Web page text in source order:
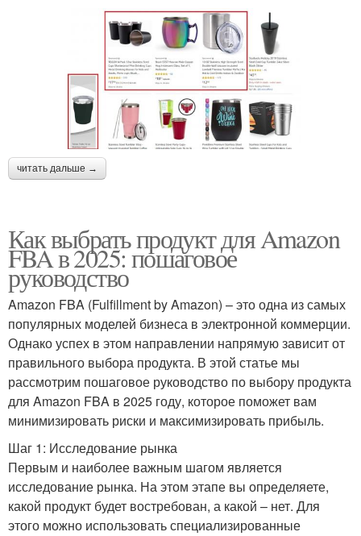
читать дальше →
Как выбрать продукт для Amazon
FBA в 2025: пошаговое
руководство
Amazon FBA (Fulfillment by Amazon) – это одна из самых
популярных моделей бизнеса в электронной коммерции.
Однако успех в этом направлении напрямую зависит от
правильного выбора продукта. В этой статье мы
рассмотрим пошаговое руководство по выбору продукта
для Amazon FBA в 2025 году, которое поможет вам
минимизировать риски и максимизировать прибыль.
Шаг 1: Исследование рынка
Первым и наиболее важным шагом является
исследование рынка. На этом этапе вы определяете,
какой продукт будет востребован, а какой – нет. Для
этого можно использовать специализированные